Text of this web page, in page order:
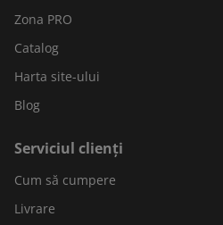
Zona PRO
Catalog
Harta site-ului
Blog
Serviciul clienți
Cum să cumpere
Livrare